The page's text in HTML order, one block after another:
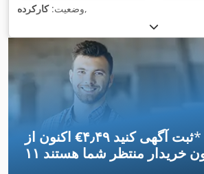
وضعیت:کارکرده ,
اکنون از ‎€۴٫۴۹ ثبت آگهی کنید*
خریدار منتظر شما هستند